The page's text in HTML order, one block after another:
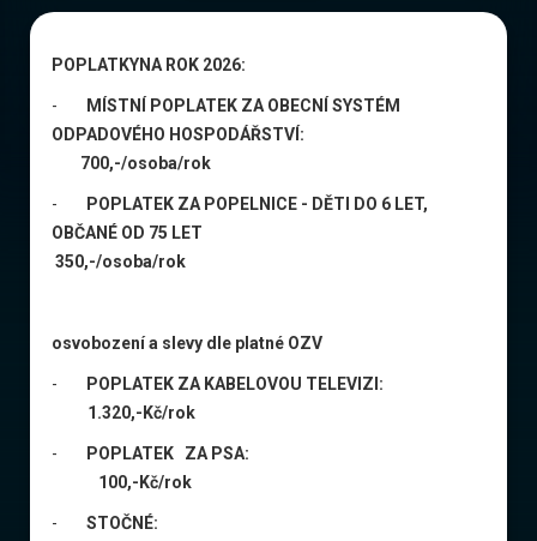
POPLATKYNA ROK 2026:
-
MÍSTNÍ POPLATEK ZA OBECNÍ SYSTÉM
ODPADOVÉHO HOSPODÁŘSTVÍ:
700,-/osoba/rok
-
POPLATEK ZA POPELNICE - DĚTI DO 6 LET,
OBČANÉ OD 75 LET
350,-/osoba/rok
osvobození a slevy dle platné OZV
-
POPLATEK ZA KABELOVOU TELEVIZI:
1.320,-Kč/rok
-
POPLATEK ZA PSA:
100,-Kč/rok
- STOČNÉ: